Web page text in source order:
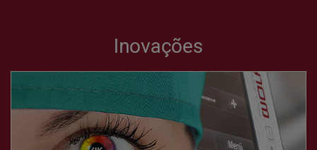
Inovações